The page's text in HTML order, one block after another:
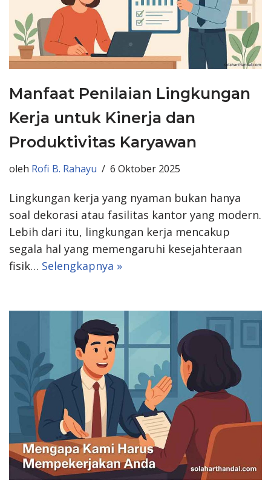
Manfaat Penilaian Lingkungan
Kerja untuk Kinerja dan
Produktivitas Karyawan
oleh Rofi B. Rahayu 6 Oktober 2025
Lingkungan kerja yang nyaman bukan hanya
soal dekorasi atau fasilitas kantor yang modern.
Lebih dari itu, lingkungan kerja mencakup
segala hal yang memengaruhi kesejahteraan
fisik… Selengkapnya »